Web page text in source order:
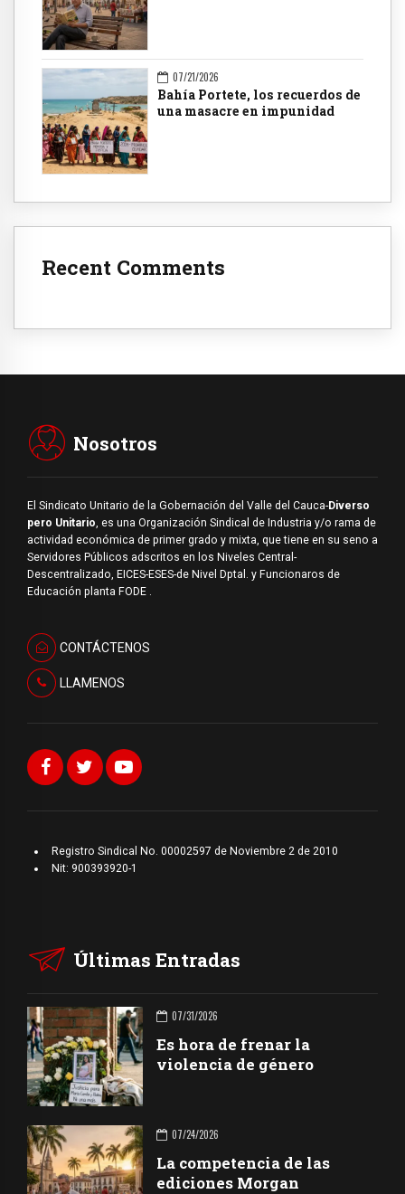
07/21/2026
Bahía Portete, los recuerdos de
una masacre en impunidad
Recent Comments
Nosotros
El Sindicato Unitario de la Gobernación del Valle del Cauca-Diverso
pero Unitario, es una Organización Sindical de Industria y/o rama de
actividad económica de primer grado y mixta, que tiene en su seno a
Servidores Públicos adscritos en los Niveles Central-
Descentralizado, EICES-ESES-de Nivel Dptal. y Funcionaros de
Educación planta FODE .
CONTÁCTENOS
LLAMENOS
Registro Sindical No. 00002597 de Noviembre 2 de 2010
Nit: 900393920-1
Últimas Entradas
07/31/2026
Es hora de frenar la
violencia de género
07/24/2026
La competencia de las
ediciones Morgan